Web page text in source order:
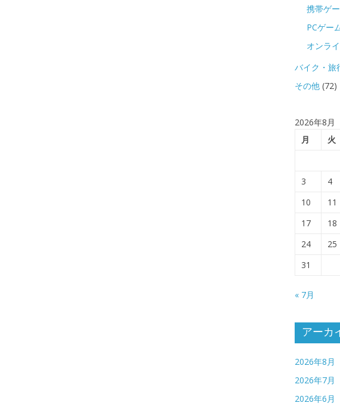
携帯ゲ
PCゲー
オンラ
バイク・旅
その他 (72)
2026年8月
月
火
3
4
10
11
17
18
24
25
31
« 7月
アーカ
2026年8月
2026年7月
2026年6月